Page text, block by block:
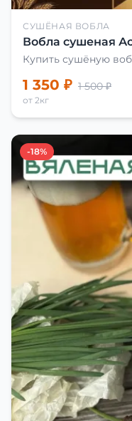
СУШЁНАЯ ВОБЛА
Вобла сушеная
Купить сушёную
1 350 ₽ 1 500 ₽
от 2кг
-18%